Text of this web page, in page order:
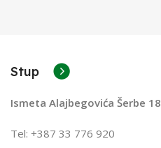
Stup
Ismeta Alajbegovića Šerbe 18
Tel: +387 33 776 920